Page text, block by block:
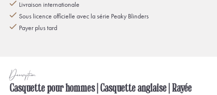
Livraison internationale
Sous licence officielle avec la série Peaky Blinders
Payer plus tard
Description
Casquette pour hommes | Casquette anglaise | Rayée